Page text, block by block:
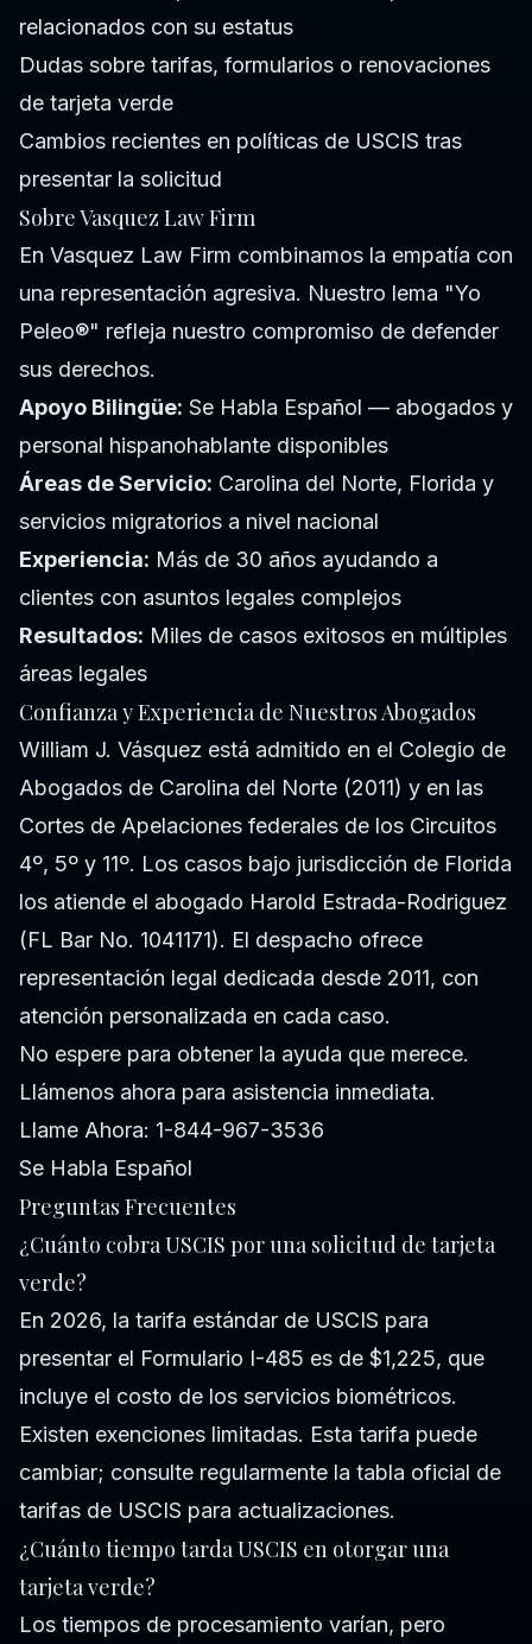
relacionados con su estatus
Dudas sobre tarifas, formularios o renovaciones
de tarjeta verde
Cambios recientes en políticas de USCIS tras
presentar la solicitud
Sobre Vasquez Law Firm
En Vasquez Law Firm combinamos la empatía con
una representación agresiva. Nuestro lema "Yo
Peleo®" refleja nuestro compromiso de defender
sus derechos.
Apoyo Bilingüe: Se Habla Español — abogados y
personal hispanohablante disponibles
Áreas de Servicio: Carolina del Norte, Florida y
servicios migratorios a nivel nacional
Experiencia: Más de 30 años ayudando a
clientes con asuntos legales complejos
Resultados: Miles de casos exitosos en múltiples
áreas legales
Confianza y Experiencia de Nuestros Abogados
William J. Vásquez está admitido en el Colegio de
Abogados de Carolina del Norte (2011) y en las
Cortes de Apelaciones federales de los Circuitos
4º, 5º y 11º. Los casos bajo jurisdicción de Florida
los atiende el abogado Harold Estrada-Rodriguez
(FL Bar No. 1041171). El despacho ofrece
representación legal dedicada desde 2011, con
atención personalizada en cada caso.
No espere para obtener la ayuda que merece.
Llámenos ahora para asistencia inmediata.
Llame Ahora: 1-844-967-3536
Se Habla Español
Preguntas Frecuentes
¿Cuánto cobra USCIS por una solicitud de tarjeta
verde?
En 2026, la tarifa estándar de USCIS para
presentar el Formulario I-485 es de $1,225, que
incluye el costo de los servicios biométricos.
Existen exenciones limitadas. Esta tarifa puede
cambiar; consulte regularmente la tabla oficial de
tarifas de USCIS para actualizaciones.
¿Cuánto tiempo tarda USCIS en otorgar una
tarjeta verde?
Los tiempos de procesamiento varían, pero